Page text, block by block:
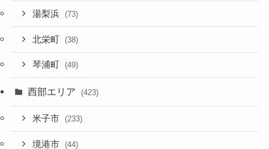
湯梨浜 (73)
北栄町 (38)
琴浦町 (49)
西部エリア (423)
米子市 (233)
境港市 (44)